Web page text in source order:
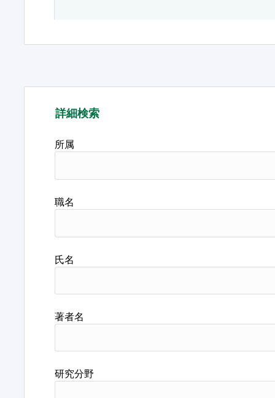
詳細検索
所属
職名
氏名
著者名
研究分野